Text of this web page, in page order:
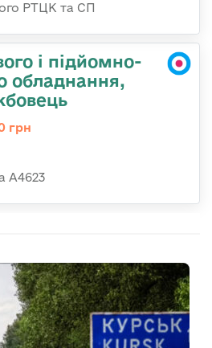
РТЦК та СП
і підйомно-
обладнання,
грн
А4623